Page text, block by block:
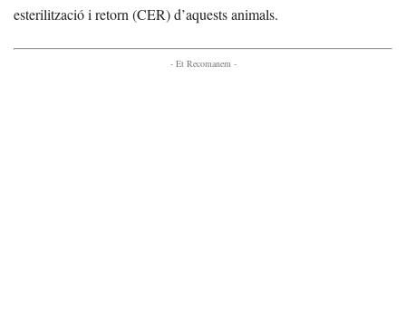
esterilització i retorn (CER) d’aquests animals.
- Et Recomanem -